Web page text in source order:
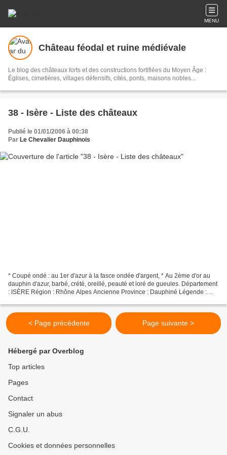
MENU
Château féodal et ruine médiévale
Le blog des châteaux forts et des constructions fortifiées du Moyen Âge :
Églises, cimetières, villages défensifs, cités, ponts, maisons nobles...
38 - Isère - Liste des châteaux
Publié le 01/01/2006 à 00:38
Par Le Chevalier Dauphinois
* Coupé ondé : au 1er d'azur à la fasce ondée d'argent, * Au 2ème d'or au
dauphin d'azur, barbé, crété, oreillé, peauté et loré de gueules. Département
: ISÈRE Région : Rhône Alpes Ancienne Province : Dauphiné Légende :
< Page précédente Page suivante >
Hébergé par Overblog
Top articles
Pages
Contact
Signaler un abus
C.G.U.
Cookies et données personnelles